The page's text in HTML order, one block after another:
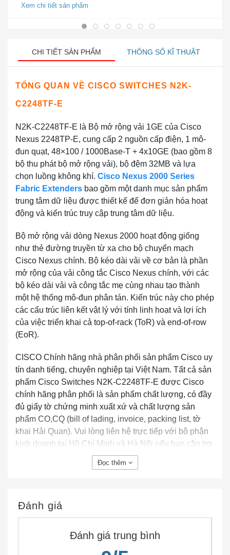
Xem chi tiết sản phẩm
CHI TIẾT SẢN PHẨM THÔNG SỐ KĨ THUẬT
TỔNG QUAN VỀ CISCO SWITCHES N2K-
C2248TF-E
N2K-C2248TF-E là Bộ mở rộng vải 1GE của Cisco
Nexus 2248TP-E, cung cấp 2 nguồn cấp điện, 1 mô-
đun quạt, 48×100 / 1000Base-T + 4x10GE (bao gồm 8
bộ thu phát bộ mở rộng vải), bộ đệm 32MB và lựa
chọn luồng không khí. Cisco Nexus 2000 Series
Fabric Extenders bao gồm một danh mục sản phẩm
trung tâm dữ liệu được thiết kế để đơn giản hóa hoạt
động và kiến ​​trúc truy cập trung tâm dữ liệu.
Bộ mở rộng vải dòng Nexus 2000 hoạt động giống
như thẻ đường truyền từ xa cho bộ chuyển mạch
Cisco Nexus chính. Bộ kéo dài vải về cơ bản là phần
mở rộng của vải công tắc Cisco Nexus chính, với các
bộ kéo dài vải và công tắc mẹ cùng nhau tạo thành
một hệ thống mô-đun phân tán. Kiến trúc này cho phép
các cấu trúc liên kết vật lý với tính linh hoạt và lợi ích
của việc triển khai cả top-of-rack (ToR) và end-of-row
(EoR).
CISCO Chính hãng nhà phân phối sản phẩm Cisco uy
tín danh tiếng, chuyên nghiệp tại Việt Nam. Tất cả sản
phẩm Cisco Switches N2K-C2248TF-E được Cisco
chính hãng phân phối là sản phẩm chất lượng, có đầy
đủ giấy tờ chứng minh xuất xứ và chất lượng sản
phẩm CO,CQ (bill of lading, invoice, packing list, tờ
khai Hải Quan). Vui lòng liên hệ trực tiếp với bộ phận
kinh doanh tại Hồ Chí Minh và Hà Nội nếu bạn cần trợ
giúp thông tin về Cisco Switches N2K-C2248TF-E
Đọc thêm
Đánh giá
Đánh giá trung bình